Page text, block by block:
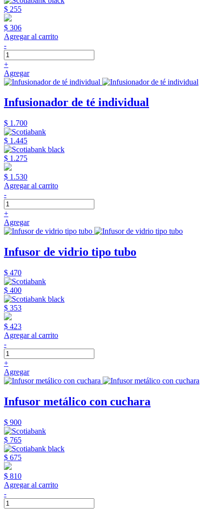
$ 255
$ 306
Agregar al carrito
-
+
Agregar
Infusionador de té individual
$ 1.700
$ 1.445
$ 1.275
$ 1.530
Agregar al carrito
-
+
Agregar
Infusor de vidrio tipo tubo
$ 470
$ 400
$ 353
$ 423
Agregar al carrito
-
+
Agregar
Infusor metálico con cuchara
$ 900
$ 765
$ 675
$ 810
Agregar al carrito
-